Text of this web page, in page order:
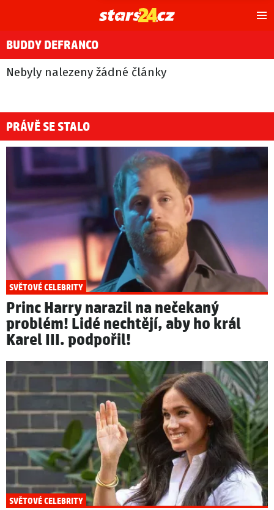
BUDDY DEFRANCO
Nebyly nalezeny žádné články
PRÁVĚ SE STALO
SVĚTOVÉ CELEBRITY
Princ Harry narazil na nečekaný
problém! Lidé nechtějí, aby ho král
Karel III. podpořil!
SVĚTOVÉ CELEBRITY